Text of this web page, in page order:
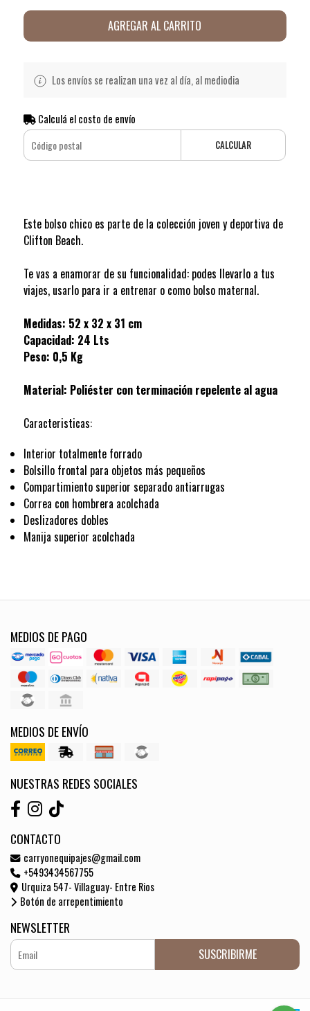
AGREGAR AL CARRITO
Los envíos se realizan una vez al día, al mediodia
Calculá el costo de envío
CALCULAR
Este bolso chico es parte de la colección joven y deportiva de
Clifton Beach.
Te vas a enamorar de su funcionalidad: podes llevarlo a tus
viajes, usarlo para ir a entrenar o como bolso maternal.
Medidas: 52 x 32 x 31 cm
Capacidad: 24 Lts
Peso: 0,5 Kg
Material: Poliéster con terminación repelente al agua
Caracteristicas:
Interior totalmente forrado
Bolsillo frontal para objetos más pequeños
Compartimiento superior separado antiarrugas
Correa con hombrera acolchada
Deslizadores dobles
Manija superior acolchada
MEDIOS DE PAGO
MEDIOS DE ENVÍO
NUESTRAS REDES SOCIALES
CONTACTO
carryonequipajes@gmail.com
+5493434567755
Urquiza 547- Villaguay- Entre Rios
Botón de arrepentimiento
NEWSLETTER
SUSCRIBIRME